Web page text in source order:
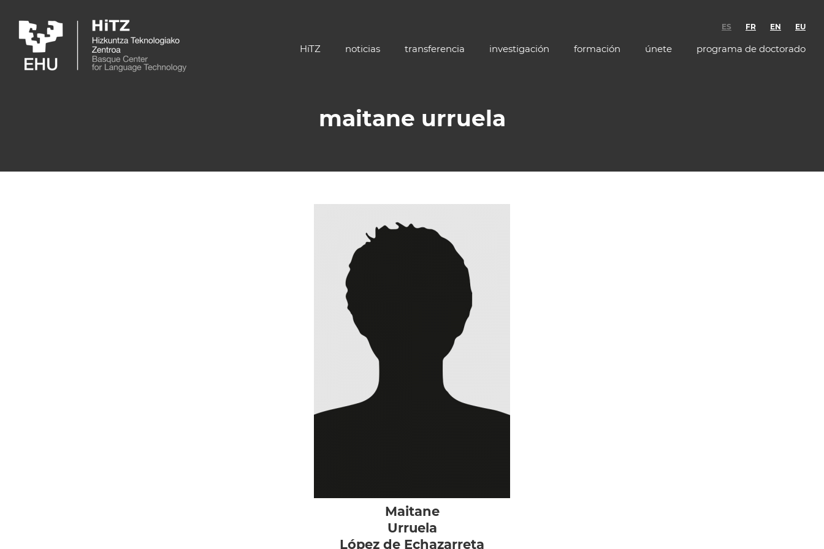
ES FR EN EU
HiTZ noticias transferencia investigación formación únete programa de doctorado
maitane urruela
Maitane
Urruela
López de Echazarreta